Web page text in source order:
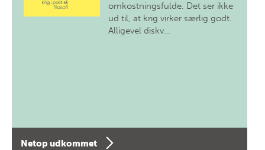
omkostningsfulde. Det ser ikke
ud til, at krig virker særlig godt.
Alligevel diskv…
Netop udkommet